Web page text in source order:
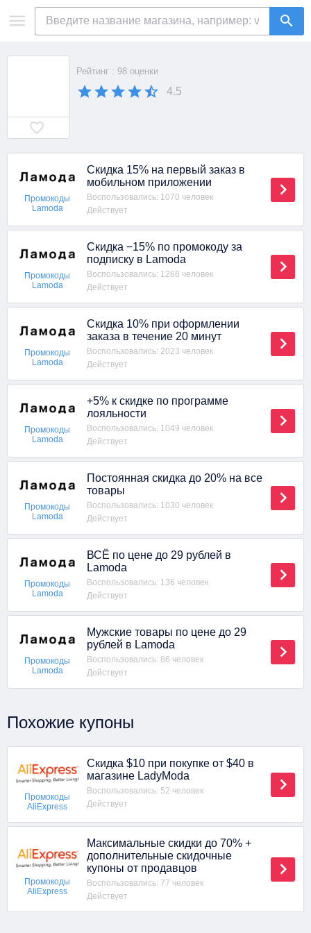
Рейтинг : 98 оценки
4.5
Промокоды
Lamoda
Скидка 15% на первый заказ в
мобильном приложении
Воспользовались: 1070 человек
Действует
Промокоды
Lamoda
Скидка −15% по промокоду за
подписку в Lamoda
Воспользовались: 1268 человек
Действует
Промокоды
Lamoda
Скидка 10% при оформлении
заказа в течение 20 минут
Воспользовались: 2023 человек
Действует
Промокоды
Lamoda
+5% к скидке по программе
лояльности
Воспользовались: 1049 человек
Действует
Промокоды
Lamoda
Постоянная скидка до 20% на все
товары
Воспользовались: 1030 человек
Действует
Промокоды
Lamoda
ВСЁ по цене до 29 рублей в
Lamoda
Воспользовались: 136 человек
Действует
Промокоды
Lamoda
Мужские товары по цене до 29
рублей в Lamoda
Воспользовались: 86 человек
Действует
Похожие купоны
Промокоды
AliExpress
Скидка $10 при покупке от $40 в
магазине LadyModa
Воспользовались: 52 человек
Действует
Промокоды
AliExpress
Максимальные скидки до 70% +
дополнительные скидочные
купоны от продавцов
Воспользовались: 77 человек
Действует